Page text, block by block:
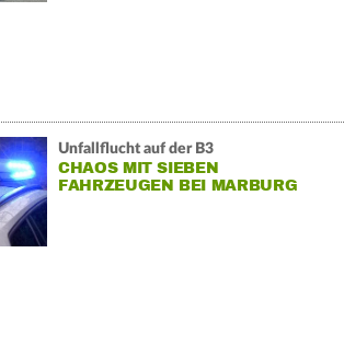
Unfallflucht auf der B3
CHAOS MIT SIEBEN
FAHRZEUGEN BEI MARBURG